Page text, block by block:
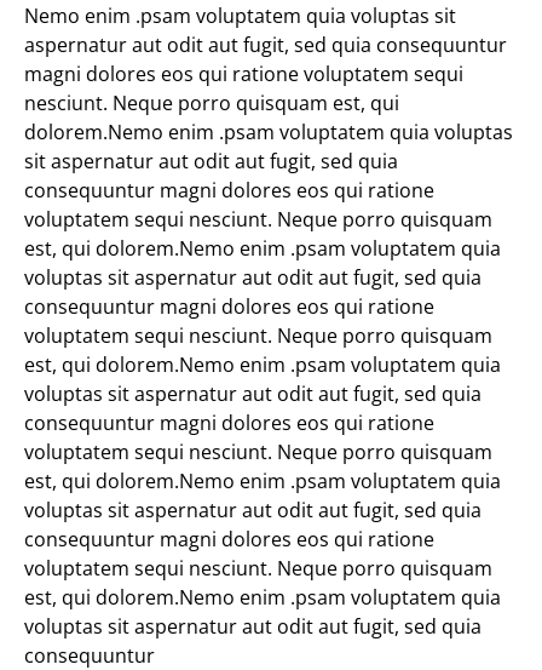
Nemo enim .psam voluptatem quia voluptas sit
aspernatur aut odit aut fugit, sed quia consequuntur
magni dolores eos qui ratione voluptatem sequi
nesciunt. Neque porro quisquam est, qui
dolorem.Nemo enim .psam voluptatem quia voluptas
sit aspernatur aut odit aut fugit, sed quia
consequuntur magni dolores eos qui ratione
voluptatem sequi nesciunt. Neque porro quisquam
est, qui dolorem.Nemo enim .psam voluptatem quia
voluptas sit aspernatur aut odit aut fugit, sed quia
consequuntur magni dolores eos qui ratione
voluptatem sequi nesciunt. Neque porro quisquam
est, qui dolorem.Nemo enim .psam voluptatem quia
voluptas sit aspernatur aut odit aut fugit, sed quia
consequuntur magni dolores eos qui ratione
voluptatem sequi nesciunt. Neque porro quisquam
est, qui dolorem.Nemo enim .psam voluptatem quia
voluptas sit aspernatur aut odit aut fugit, sed quia
consequuntur magni dolores eos qui ratione
voluptatem sequi nesciunt. Neque porro quisquam
est, qui dolorem.Nemo enim .psam voluptatem quia
voluptas sit aspernatur aut odit aut fugit, sed quia
consequuntur